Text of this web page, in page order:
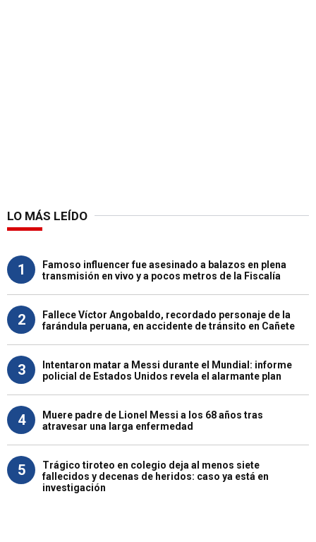
LO MÁS LEÍDO
1
Famoso influencer fue asesinado a balazos en plena
transmisión en vivo y a pocos metros de la Fiscalía
2
Fallece Víctor Angobaldo, recordado personaje de la
farándula peruana, en accidente de tránsito en Cañete
3
Intentaron matar a Messi durante el Mundial: informe
policial de Estados Unidos revela el alarmante plan
4
Muere padre de Lionel Messi a los 68 años tras
atravesar una larga enfermedad
5
Trágico tiroteo en colegio deja al menos siete
fallecidos y decenas de heridos: caso ya está en
investigación